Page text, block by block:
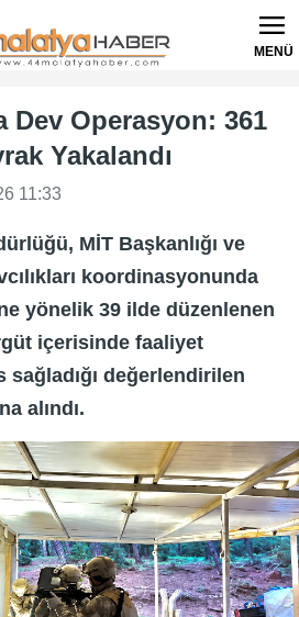
MENÜ
Dev Operasyon: 361
Yakalandı
11:33
MİT Başkanlığı ve
koordinasyonunda
yönelik 39 ilde düzenlenen
içerisinde faaliyet
değerlendirilen
alındı.